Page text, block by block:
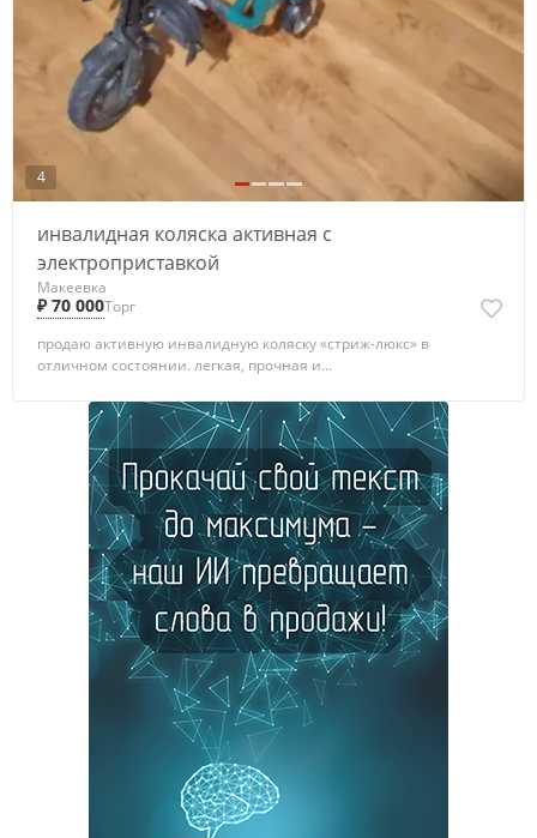
4
инвалидная коляска активная с
электроприставкой
Макеевка
₽ 70 000Торг
продаю активную инвалидную коляску «стриж-люкс» в
отличном состоянии. легкая, прочная и...